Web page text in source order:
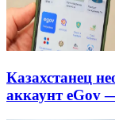
Казахстанец
аккаунт eGov